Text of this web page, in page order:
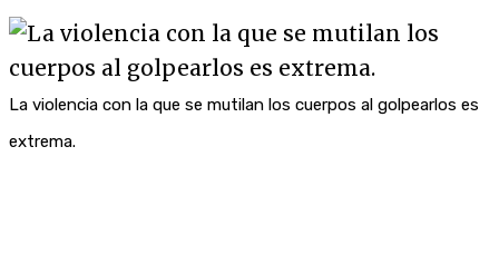
La violencia con la que se mutilan los cuerpos al golpearlos es
extrema.